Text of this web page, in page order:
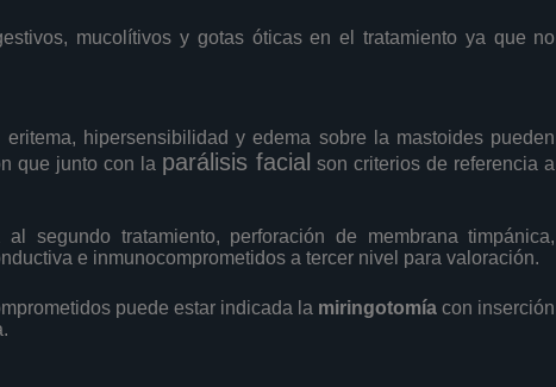
mucolítivos y gotas óticas en el tratamiento ya que no
eritema, hipersensibilidad y edema sobre la mastoides pueden
que junto con la parálisis facial son criterios de referencia a
segundo tratamiento, perforación de membrana timpánica,
e inmunocomprometidos a tercer nivel para valoración.
puede estar indicada la miringotomía con inserción